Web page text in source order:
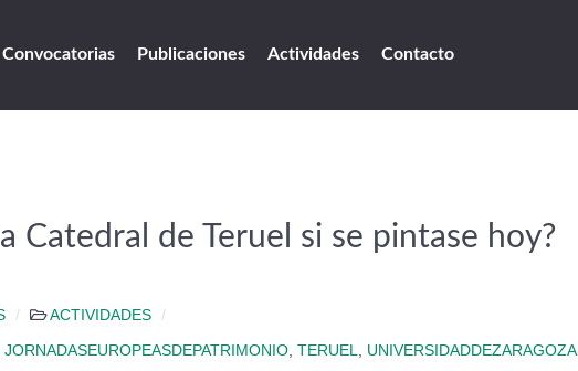
Convocatorias Publicaciones Actividades Contacto
Catedral de Teruel si se pintase hoy?
ACTIVIDADES
JORNADASEUROPEASDEPATRIMONIO, TERUEL, UNIVERSIDADDEZARAGOZA